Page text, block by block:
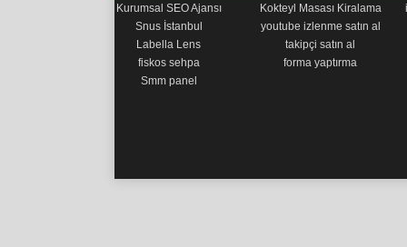
Kurumsal SEO Ajansı
Snus İstanbul
Labella Lens
fiskos sehpa
Smm panel
Kokteyl Masası Kiralama
youtube izlenme satın al
takipçi satın al
forma yaptırma